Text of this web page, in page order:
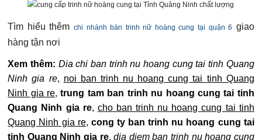
Tìm hiểu thêm chi nhánh bán trinh nữ hoàng cung tại quận 6 giao
hàng tận nơi
Xem thêm: Dia chi ban trinh nu hoang cung tai tinh Quang
Ninh gia re, noi ban trinh nu hoang cung tai tinh Quang
Ninh gia re, trung tam ban trinh nu hoang cung tai tinh
Quang Ninh gia re, cho ban trinh nu hoang cung tai tinh
Quang Ninh gia re, cong ty ban trinh nu hoang cung tai
tinh Quang Ninh gia re,dia diem ban trinh nu hoang cung